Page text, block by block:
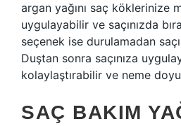
argan yağını saç köklerinize
uygulayabilir ve saçınızda
seçenek ise durulamadan
Duştan sonra saçınıza
kolaylaştırabilir ve neme
SAÇ BAKIM